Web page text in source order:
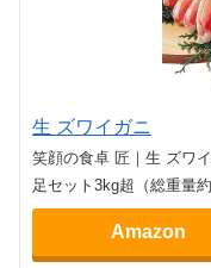
生 ズワイガニ
笑顔の食卓 匠｜生 ズワ
足セット3kg超（総重量約
Amazon